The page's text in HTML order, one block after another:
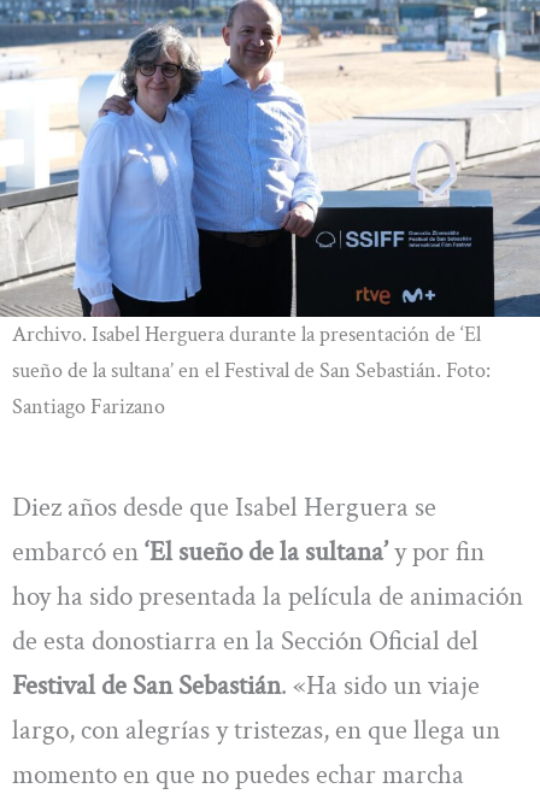
Archivo. Isabel Herguera durante la presentación de ‘El
sueño de la sultana’ en el Festival de San Sebastián. Foto:
Santiago Farizano
Diez años desde que Isabel Herguera se
embarcó en‘El sueño de la sultana’y por fin
hoy ha sido presentada la película de animación
de esta donostiarra en la Sección Oficial del
Festival de San Sebastián. «Ha sido un viaje
largo, con alegrías y tristezas, en que llega un
momento en que no puedes echar marcha